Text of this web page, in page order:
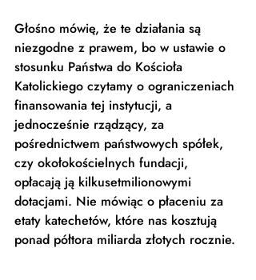
Głośno mówię, że te działania są
niezgodne z prawem, bo w ustawie o
stosunku Państwa do Kościoła
Katolickiego czytamy o ograniczeniach
finansowania tej instytucji, a
jednocześnie rządzący, za
pośrednictwem państwowych spółek,
czy okołokościelnych fundacji,
opłacają ją kilkusetmilionowymi
dotacjami. Nie mówiąc o płaceniu za
etaty katechetów, które nas kosztują
ponad półtora miliarda złotych rocznie.